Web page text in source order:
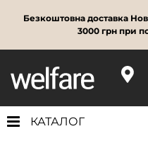
Безкоштовна доставка
3000 грн при
КАТАЛОГ